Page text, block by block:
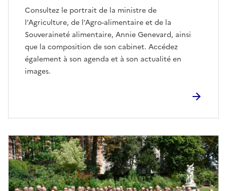
Consultez le portrait de la ministre de
l’Agriculture, de l’Agro-alimentaire et de la
Souveraineté alimentaire, Annie Genevard, ainsi
que la composition de son cabinet. Accédez
également à son agenda et à son actualité en
images.